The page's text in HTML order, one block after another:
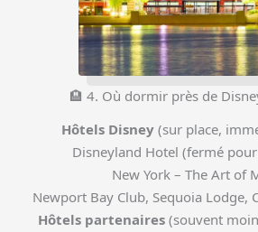
🏨 4. Où dormir près de
Hôtels Disney(sur place,
Disneyland Hotel (fermé
New York – The Art of
Newport Bay Club, Sequoia Lodge,
Hôtels partenaires(souvent